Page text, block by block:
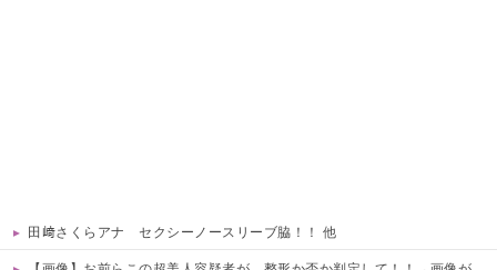
田﨑さくらアナ セクシーノースリーブ脇！！ 他